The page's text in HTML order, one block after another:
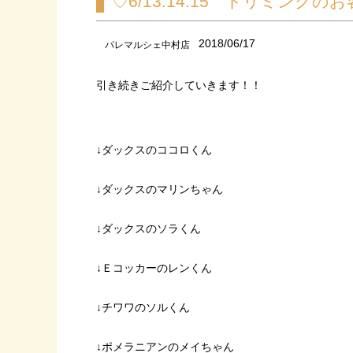
パレマルシェ中村店 2018/06/17
引き続きご紹介していきます！！
↓ダックスのココロくん
↓ダックスのマリンちゃん
↓ダックスのソラくん
↓Ｅコッカーのレンくん
↓チワワのソルくん
↓ポメラニアンのメイちゃん